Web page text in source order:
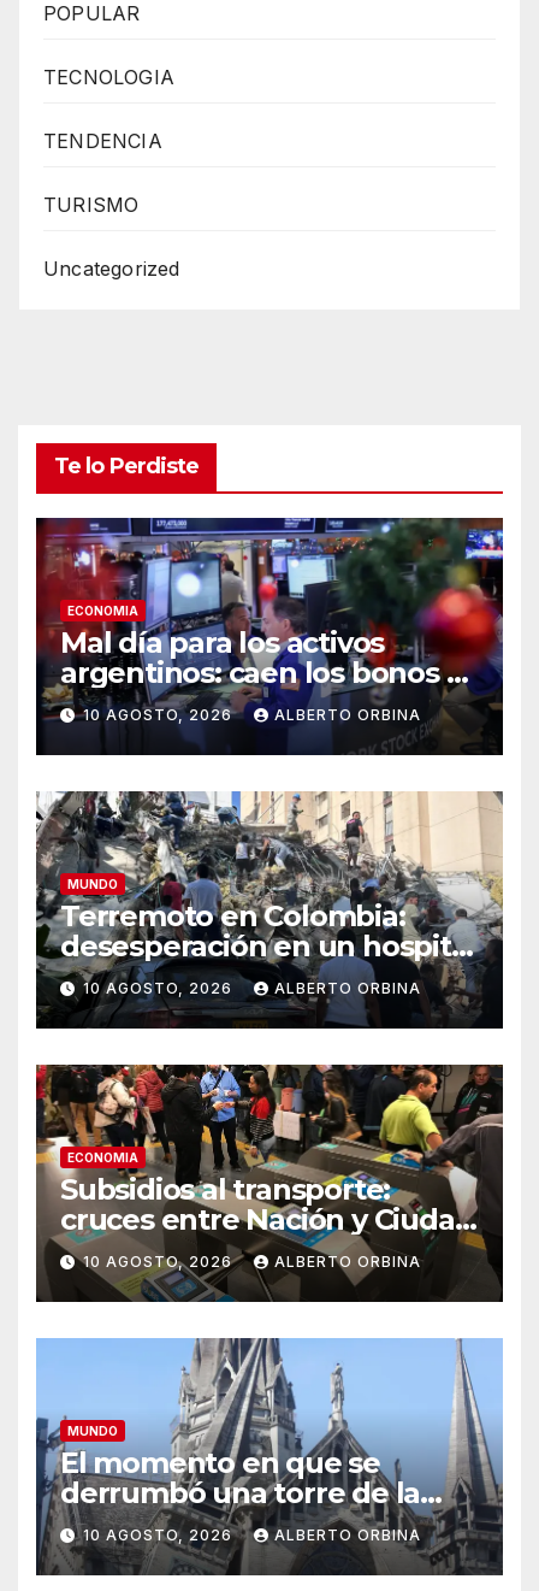
POPULAR
TECNOLOGIA
TENDENCIA
TURISMO
Uncategorized
Te lo Perdiste
ECONOMIA
Mal día para los activos
argentinos: caen los bonos y
las acciones y el riesgo país
se va a 463 puntos básicos
10 AGOSTO, 2026 ALBERTO ORBINA
MUNDO
Terremoto en Colombia:
desesperación en un hospital
de Cali por “niños atrapados”
10 AGOSTO, 2026 ALBERTO ORBINA
ECONOMIA
Subsidios al transporte:
cruces entre Nación y Ciudad
por la eliminación de un
descuento de la tarjeta SUBE
10 AGOSTO, 2026 ALBERTO ORBINA
MUNDO
El momento en que se
derrumbó una torre de la
catedral de Manizales por el
terremoto en Colombia
10 AGOSTO, 2026 ALBERTO ORBINA